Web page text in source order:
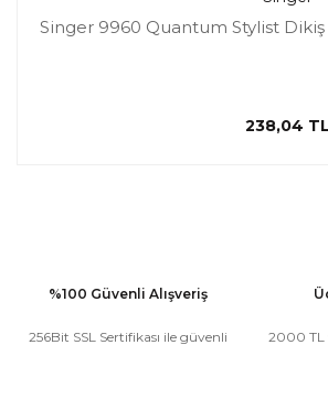
Singer 9960 Quantum Stylist
238,04 TL
%100 Güvenli Alışveriş
256Bit SSL Sertifikası ile güvenli 2000 TL